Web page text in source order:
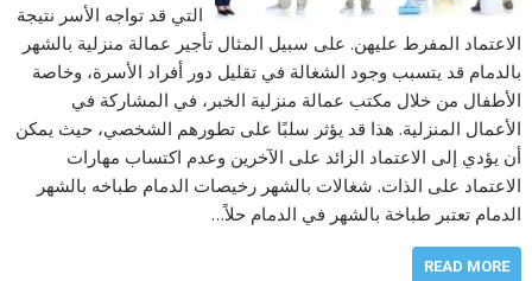
التي قد تواجه الأسر نتيجة
الاعتماد المفرط عليهن. على سبيل المثال تأجير عمالة منزلية بالشهر
بالدمام قد يتسبب وجود الشغالة في تقليل دور أفراد الأسرة، وخاصة
الأطفال من خلال مكتب عمالة منزلية الخبر، في المشاركة في
الأعمال المنزلية. هذا قد يؤثر سلبًا على تطورهم الشخصي، حيث يمكن
أن يؤدي إلى الاعتماد الزائد على الآخرين وعدم اكتساب مهارات
الاعتماد على الذات. شغالات بالشهر رخيصات الدمام طباخه بالشهر
الدمام تعتبر طباخة بالشهر في الدمام حلاً…
READ MORE